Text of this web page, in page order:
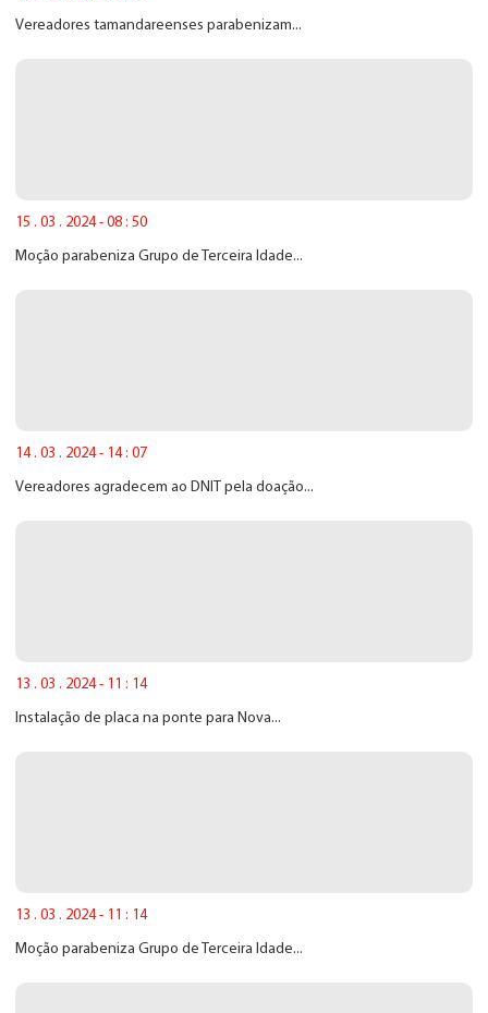
Vereadores tamandareenses parabenizam...
15 . 03 . 2024 - 08 : 50
Moção parabeniza Grupo de Terceira Idade...
14 . 03 . 2024 - 14 : 07
Vereadores agradecem ao DNIT pela doação...
13 . 03 . 2024 - 11 : 14
Instalação de placa na ponte para Nova...
13 . 03 . 2024 - 11 : 14
Moção parabeniza Grupo de Terceira Idade...